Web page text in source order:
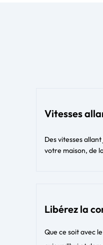
Vitesses
Des vitesses
votre maison, de
Libérez la
Que ce soit avec